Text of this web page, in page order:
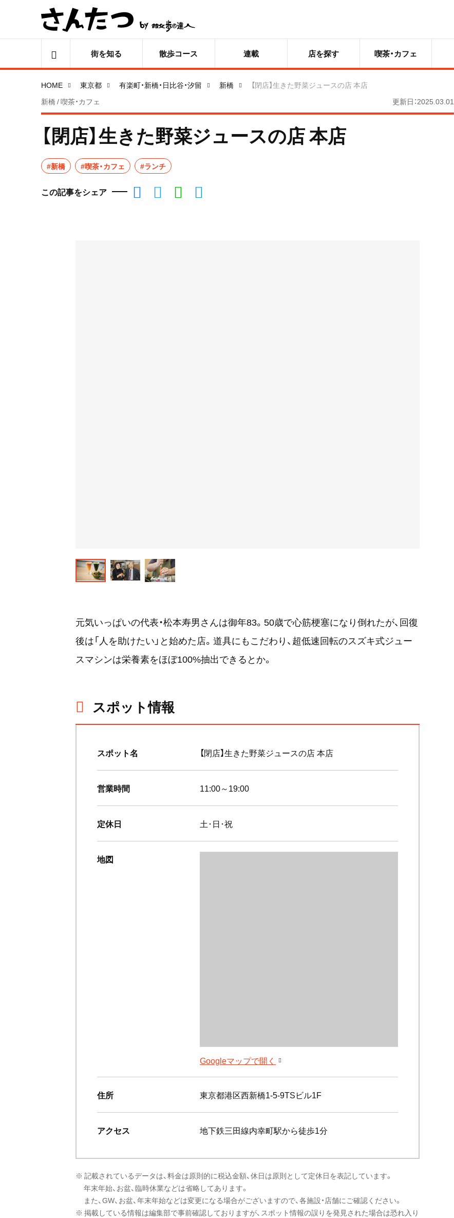
街を知る 散歩コース 連載 店を探す 喫茶・カフェ
HOME 東京都 有楽町・新橋・日比谷・汐留 新橋
【閉店】生きた野菜ジュースの店 本店
新橋 / 喫茶・カフェ
更新日：2025.03.01
【閉店】生きた野菜ジュースの店 本店
#新橋 #喫茶・カフェ #ランチ
この記事をシェア
元気いっぱいの代表・松本寿男さんは御年83。50歳で心筋梗塞になり倒れたが、回復
後は「人を助けたい」と始めた店。道具にもこだわり、超低速回転のスズキ式ジュー
スマシンは栄養素をほぼ100%抽出できるとか。
スポット情報
スポット名 【閉店】生きた野菜ジュースの店 本店
営業時間 11:00～19:00
定休日 土･日･祝
地図
Googleマップで開く
住所 東京都港区西新橋1-5-9TSビル1F
アクセス 地下鉄三田線内幸町駅から徒歩1分
※ 記載されているデータは、料金は原則的に税込金額、休日は原則として定休日を表記しています。
年末年始、お盆、臨時休業などは省略してあります。
また、GW、お盆、年末年始などは変更になる場合がございますので、各施設・店舗にご確認ください。
※ 掲載している情報は編集部で事前確認しておりますが、スポット情報の誤りを発見された場合は恐れ入り